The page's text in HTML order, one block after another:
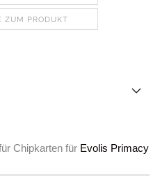
ZUM PRODUKT
Chipkarten für Evolis Primacy